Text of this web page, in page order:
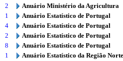
2
Anuário Ministério da Agricultura
1
Anuário Estatístico de Portugal
4
Anuário Estatístico de Portugal
2
Anuário Estatístico de Portugal
8
Anuário Estatístico de Portugal
1
Anuário Estatístico da Região Norte